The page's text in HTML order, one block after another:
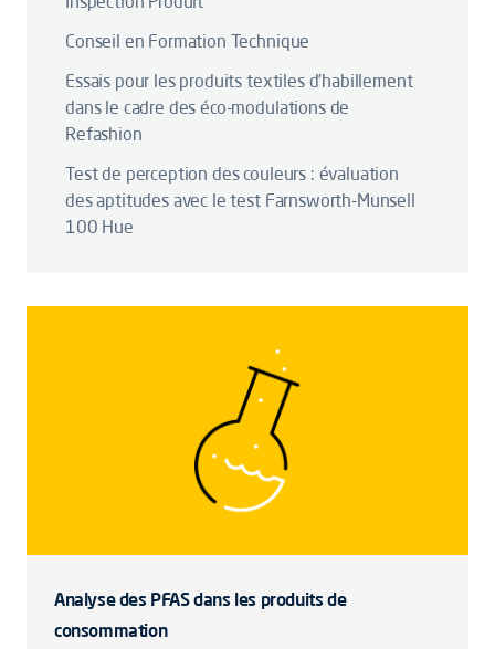
Conseil en Formation Technique
Essais pour les produits textiles d’habillement
dans le cadre des éco-modulations de
Refashion
Test de perception des couleurs : évaluation
des aptitudes avec le test Farnsworth-Munsell
100 Hue
Analyse des PFAS dans les produits de
consommation